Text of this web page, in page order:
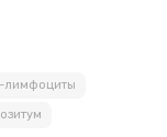
лимфоциты